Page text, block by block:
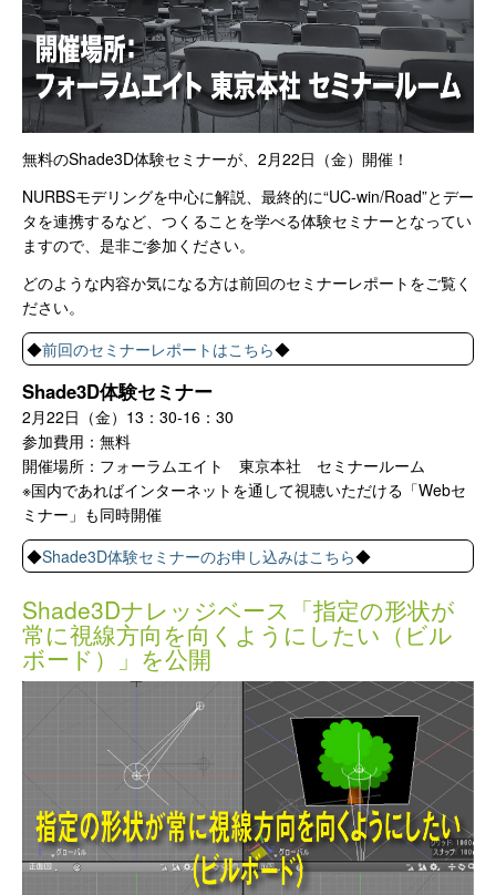
無料のShade3D体験セミナーが、2月22日（金）開催！
NURBSモデリングを中心に解説、最終的に“UC-win/Road”とデー
タを連携するなど、つくることを学べる体験セミナーとなってい
ますので、是非ご参加ください。
どのような内容か気になる方は前回のセミナーレポートをご覧く
ださい。
◆前回のセミナーレポートはこちら◆
Shade3D体験セミナー
2月22日（金）13：30-16：30
参加費用：無料
開催場所：フォーラムエイト 東京本社 セミナールーム
※国内であればインターネットを通して視聴いただける「Webセ
ミナー」も同時開催
◆Shade3D体験セミナーのお申し込みはこちら◆
Shade3Dナレッジベース「指定の形状が
常に視線方向を向くようにしたい（ビル
ボード）」を公開